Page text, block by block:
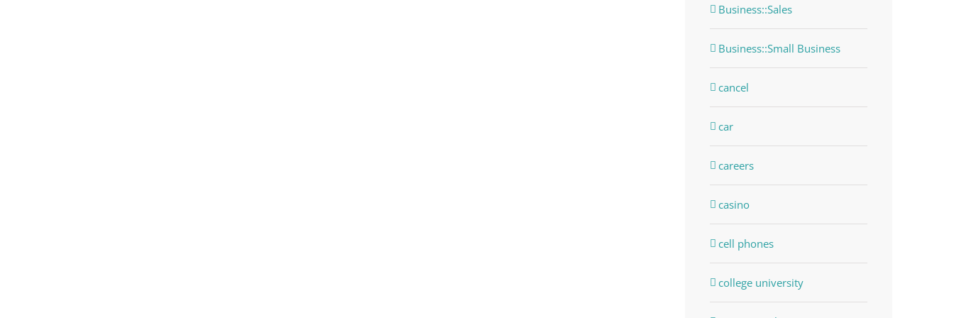
Business::Sales
Business::Small Business
cancel
car
careers
casino
cell phones
college university